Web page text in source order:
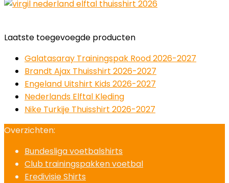
Laatste toegevoegde producten
Galatasaray Trainingspak Rood 2026-2027
Brandt Ajax Thuisshirt 2026-2027
Engeland Uitshirt Kids 2026-2027
Nederlands Elftal Kleding
Nike Turkije Thuisshirt 2026-2027
Overzichten:
Bundesliga voetbalshirts
Club trainingspakken voetbal
Eredivisie Shirts